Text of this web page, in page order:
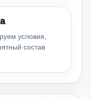
условия,
состав